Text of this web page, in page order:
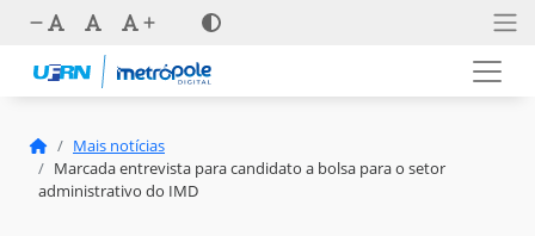
Mais notícias
Marcada entrevista para candidato a bolsa para o setor
administrativo do IMD